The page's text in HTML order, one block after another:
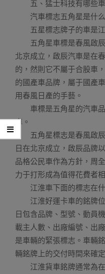
五、猛士科技有哪些車
汽車標志五角星是什
五星標志牌子的車是江
五角星車標是春風啟辰
北京成立，啟辰汽車是在
的，然則它不屬于合股車
的國產車品牌，屬于國產
用春風日產的手藝。
車標是五角星的汽車品
車。
五角星標志是春風啟辰
日在北京成立，啟辰品牌
品格公民車作為方針，周
力于打形成為值得花費者
江淮車下面的標志在什
江淮好運卡車的銘牌位
日包含品牌、型號、動員
載主人數、出廠編號、出
是車輛的緊張標志。車輛
輛銘牌上的交付時間來確定
江淮貨車銘牌通常為在